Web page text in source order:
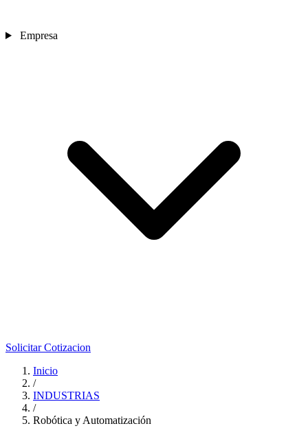
Empresa
Solicitar Cotizacion
Inicio
/
INDUSTRIAS
/
Robótica y Automatización